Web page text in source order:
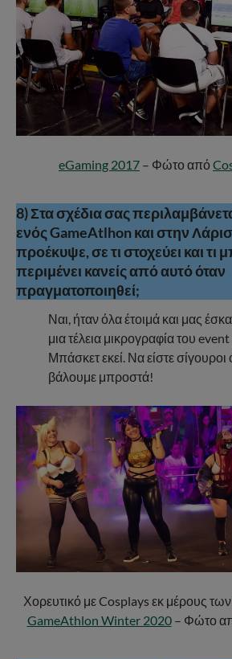
eGaming 2017 – Φώτο από
8) Στα σχέδια σας
ενός GameAtlhon και στην
προέκυψε, σε τι στοχεύει και τι
περιμένει κανείς από αυτό όταν
πραγματοποιηθεί;
Ναι, ήταν όλα έτοιμά και μας
μια τέλεια μικρογραφία του
Μπάσκετ εκεί. Να είστε σίγουροι
βάλουμε μπροστά!
Χορευτικό με Cosplays εκ μέρους των
GameAthlon Winter 2020– Φώτο